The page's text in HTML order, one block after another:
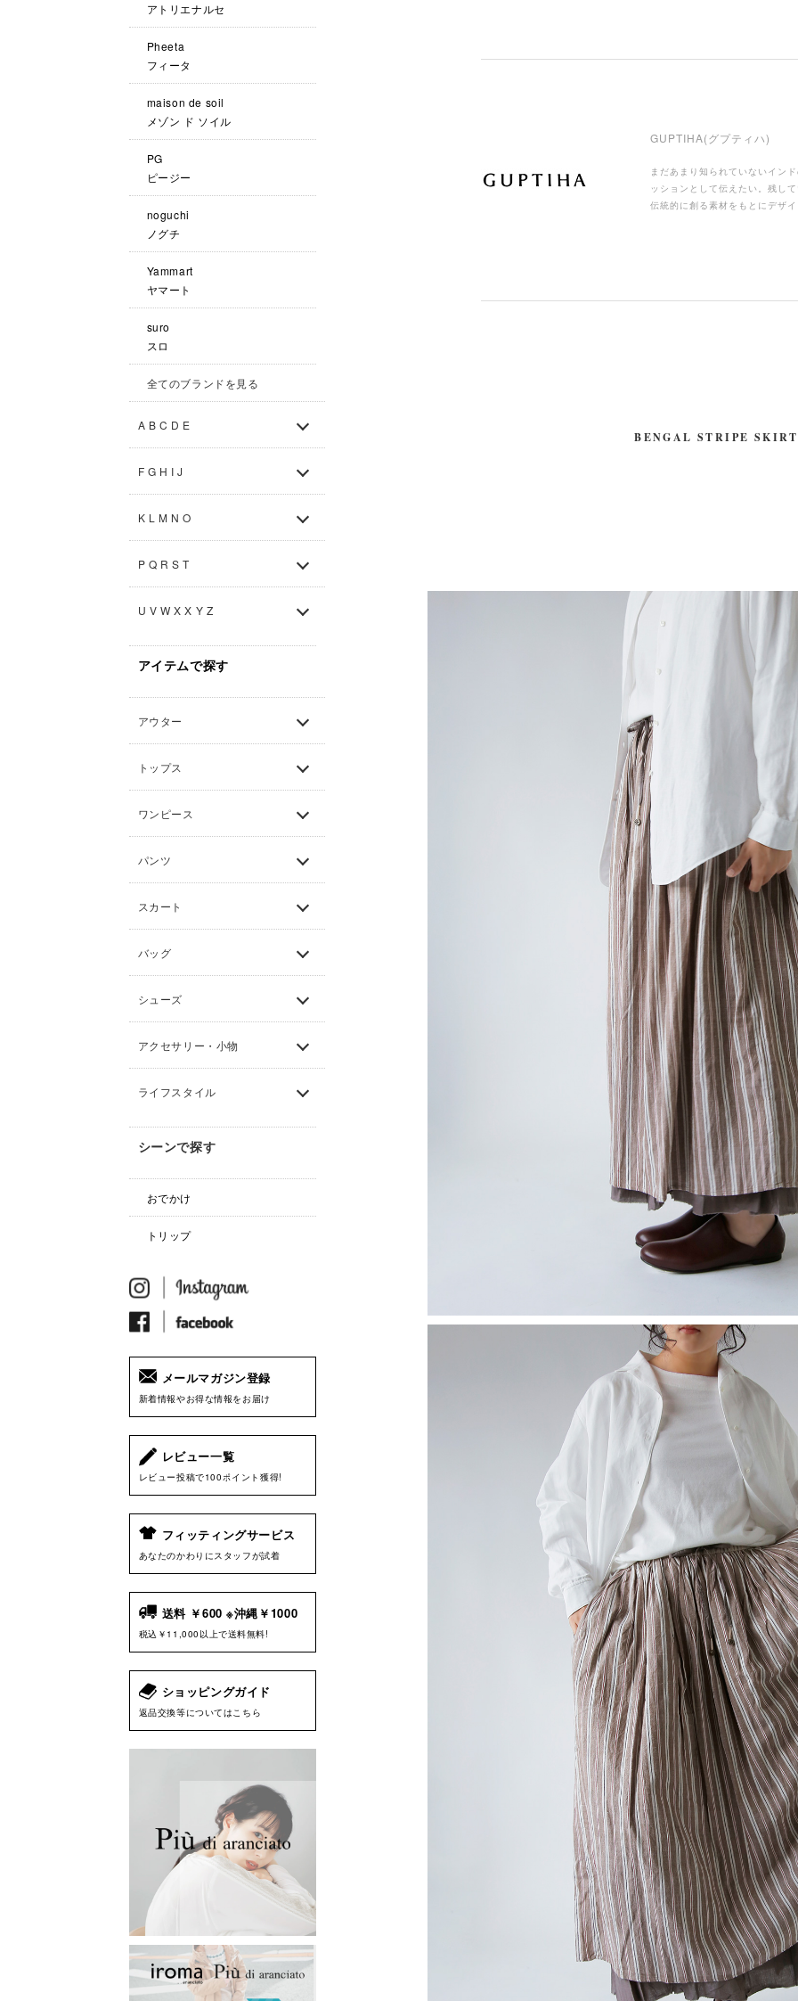
アトリエナルセ
Pheeta
フィータ
maison de soil
メゾン ド ソイル
PG
ピージー
noguchi
ノグチ
Yammart
ヤマート
suro
スロ
全てのブランドを見る
A B C D E
F G H I J
K L M N O
P Q R S T
U V W X X Y Z
アイテムで探す
アウター
トップス
ワンピース
パンツ
スカート
バッグ
シューズ
アクセサリー・小物
ライフスタイル
シーンで探す
おでかけ
トリップ
メールマガジン登録
新着情報やお得な情報をお届け
レビュー一覧
レビュー投稿で100ポイント獲得!
フィッティングサービス
あなたのかわりにスタッフが試着
送料 ￥600 ※沖縄￥1000
税込￥11,000以上で送料無料!
ショッピングガイド
返品交換等についてはこちら
GUPTIHA(グプティハ)
まだあまり知られていないイン
ッションとして伝えたい。残し
伝統的に創る素材をもとにデザ
BENGAL STRIPE SKIRT